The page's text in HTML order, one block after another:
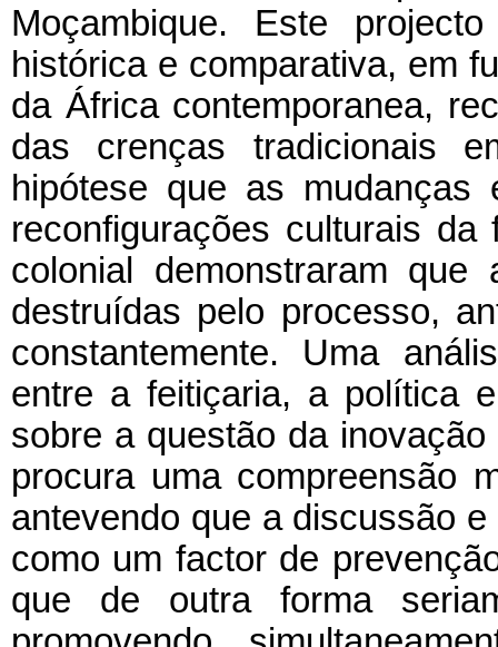
Moçambique. Este
histórica e comparativa, em
da África contemporanea,
das crenças tradicionais
hipótese que as mudanças
reconfigurações culturais
colonial demonstraram
destruídas pelo processo,
constantemente. Uma
entre a feitiçaria, a política
sobre a questão da
procura uma compreensão
antevendo que a discussão
como um factor de
que de outra forma